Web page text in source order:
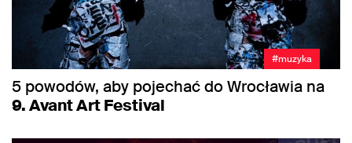
#muzyka
5 powodów, aby pojechać do Wrocławia na
9. Avant Art Festival